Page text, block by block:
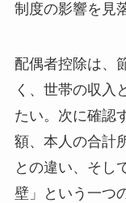
制度の影響を見
配偶者控除は、
く、世帯の収入
たい。次に確認
額、本人の合計
との違い、そし
壁」という一つ